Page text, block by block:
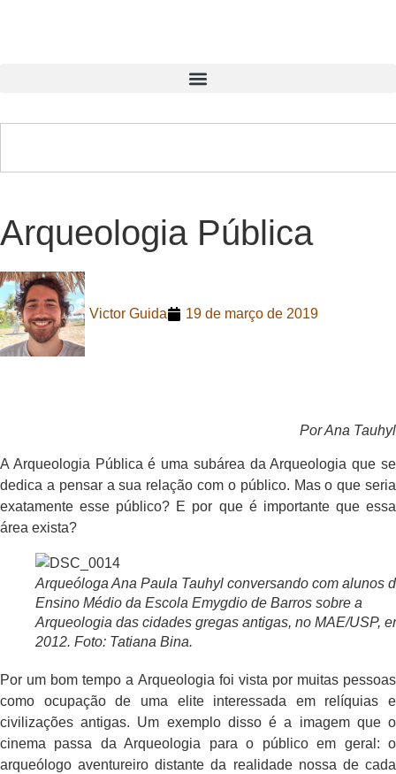
Arqueologia Pública
Victor Guida 19 de março de 2019
Por Ana Tauhyl
A Arqueologia Pública é uma subárea da Arqueologia que se
dedica a pensar a sua relação com o público. Mas o que seria
exatamente esse público? E por que é importante que essa
área exista?
Arqueóloga Ana Paula Tauhyl conversando com alunos
Ensino Médio da Escola Emygdio de Barros sobre a
Arqueologia das cidades gregas antigas, no MAE/USP,
2012. Foto: Tatiana Bina.
Por um bom tempo a Arqueologia foi vista por muitas pessoas
como ocupação de uma elite interessada em relíquias e
civilizações antigas. Um exemplo disso é a imagem que o
cinema passa da Arqueologia para o público em geral: o
arqueólogo aventureiro distante da realidade nossa de cada